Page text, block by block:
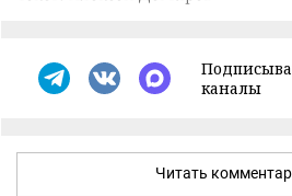
каналы
Читать